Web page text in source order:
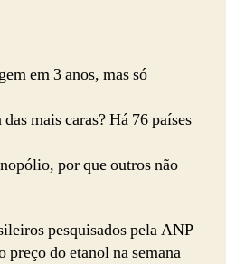
em 3 anos, mas só
mais caras? Há 76 países
por que outros não
pesquisados pela ANP
preço do etanol na semana